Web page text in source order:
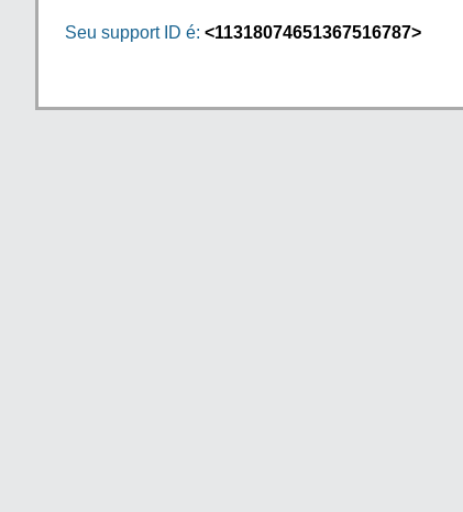
Seu support ID é: <11318074651367516787>